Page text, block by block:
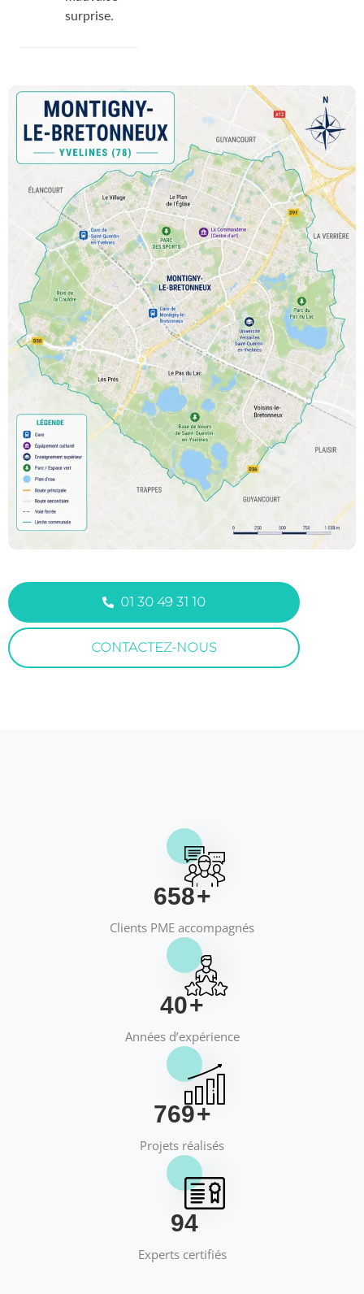
surprise.
01 30 49 31 10
CONTACTEZ-NOUS
658+
Clients PME accompagnés
40+
Années d’expérience
769+
Projets réalisés
95
Experts certifiés